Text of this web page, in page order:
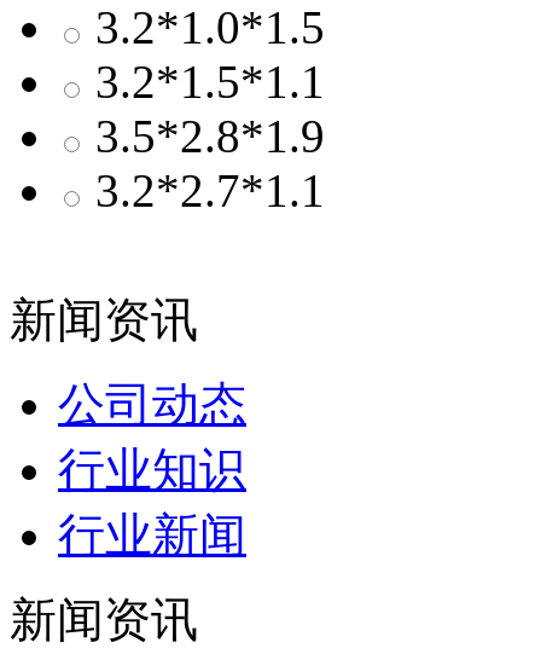
3.2*1.0*1.5
3.2*1.5*1.1
3.5*2.8*1.9
3.2*2.7*1.1
新闻资讯
公司动态
行业知识
行业新闻
新闻资讯